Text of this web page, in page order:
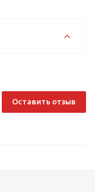
Оставить отзыв